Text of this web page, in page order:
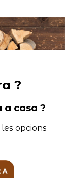
?
a casa ?
opcions